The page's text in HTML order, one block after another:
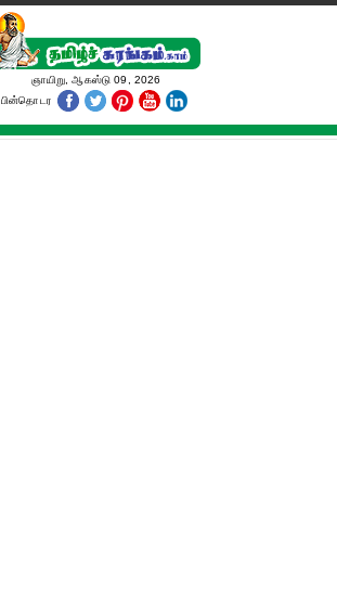
ஞாயிறு, ஆகஸ்டு 09, 2026
பின்தொடர